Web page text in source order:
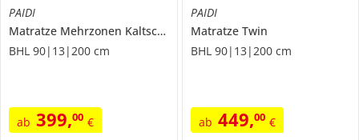
PAIDI
Matratze Mehrzonen Kaltschaum
BHL 90|13|200 cm
ab 399,00 €
PAIDI
Matratze Twin
BHL 90|13|200 cm
ab 449,00 €